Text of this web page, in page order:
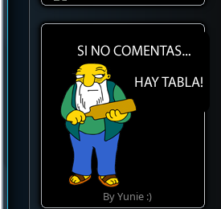
By Yunie :)